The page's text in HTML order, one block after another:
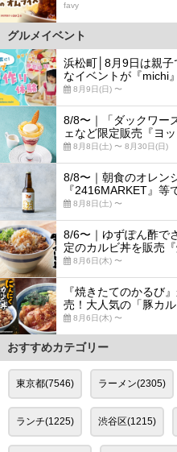
favy
グルメイベント
浜松町│8月9日は親
なイベントが『michi
8月9日(日) 〜
8/8〜｜「ダックワー
ェなど限定販売『ヨ
8月8日(土) 〜 8月30日(日)
8/8〜｜朝食のオレン
『2416MARKET』等
8月8日(土) 〜
8/6〜｜ゆずぽん酢で
定のカルビ丼を販売
8月6日(木) 〜
『焼きたてのかるび
売！大人気の「豚カ
8月6日(木) 〜
おすすめカテゴリー
東京都(7546) ラーメン(2305)
ランチ(1225) 渋谷区(1215)